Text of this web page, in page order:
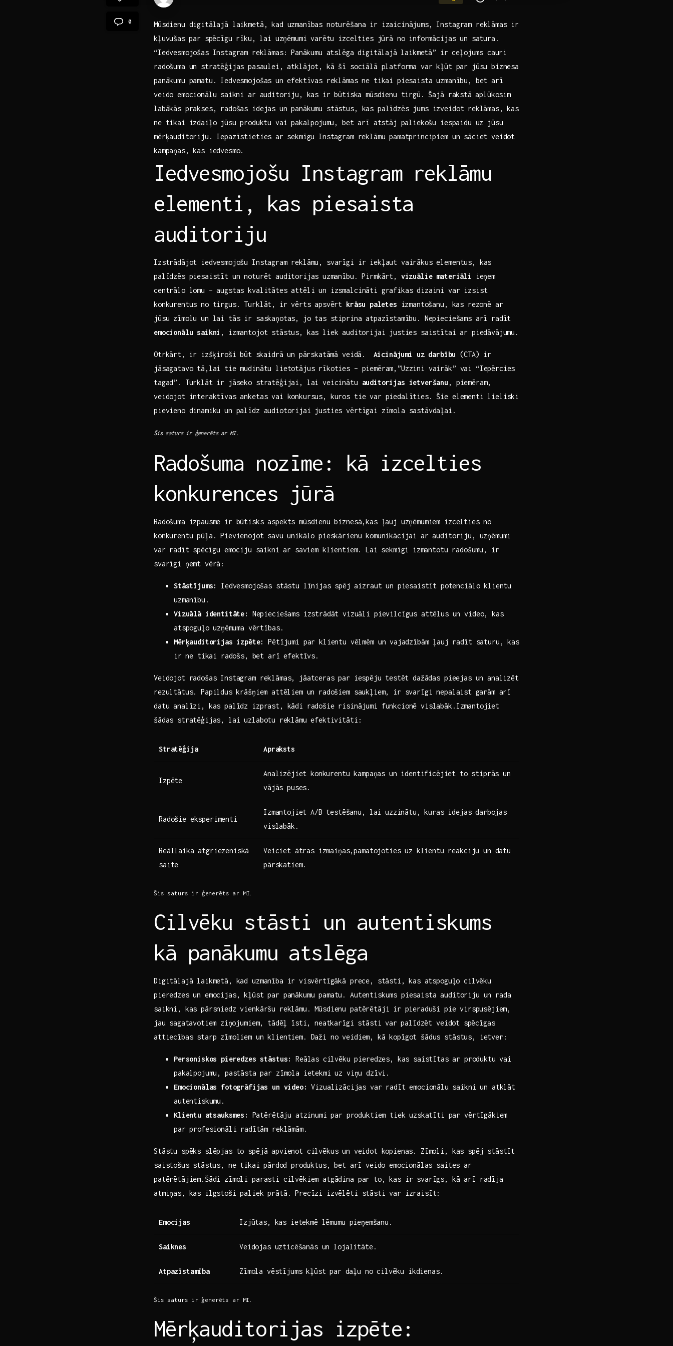
0
Mūsdienu digitālajā laikmetā, kad uzmanības noturēšana ir izaicinājums, Instagram reklāmas ir
kļuvušas⁢ par spēcīgu rīku, ⁤lai​ uzņēmumi varētu izcelties jūrā no informācijas un satura.
“Iedvesmojošas Instagram⁢ reklāmas: ⁢Panākumu atslēga digitālajā ⁤laikmetā” ir ceļojums‌ cauri
radošuma ‍un stratēģijas ⁣pasaulei, atklājot, kā šī sociālā platforma var kļūt par jūsu biznesa
panākumu pamatu. Iedvesmojošas ⁤un efektīvas reklāmas ne tikai piesaista uzmanību, bet arī
veido emocionālu ⁤saikni ar auditoriju, kas ⁣ir būtiska‍ mūsdienu tirgū. Šajā rakstā⁣ aplūkosim
labākās prakses, radošas idejas un panākumu stāstus, kas palīdzēs jums izveidot⁤ reklāmas,​ kas
​ne tikai‌ izdaiļo⁤ jūsu ‌produktu vai ⁢pakalpojumu, ‌bet arī‌ atstāj paliekošu iespaidu uz jūsu
mērķauditoriju. Iepazīstieties ar ⁢sekmīgu Instagram reklāmu pamatprincipiem un sāciet veidot
kampaņas, kas iedvesmo.
Iedvesmojošu Instagram⁢ reklāmu
elementi, kas piesaista
auditoriju
Izstrādājot iedvesmojošu Instagram reklāmu, svarīgi ir iekļaut vairākus elementus, kas
palīdzēs piesaistīt un noturēt auditorijas⁤ uzmanību. Pirmkārt, vizuālie‌ materiāli
ieņem
centrālo lomu – augstas kvalitātes attēli un izsmalcināti grafikas dizaini var izsist
konkurentus no tirgus. Turklāt, ⁢ir vērts apsvērt krāsu ⁢paletes izmantošanu, kas rezonē ar
jūsu zīmolu un lai tās ir saskaņotas, ⁢jo tas stiprina atpazīstamību. Nepieciešams arī radīt‍
emocionālu saikni , izmantojot stāstus,​ kas liek⁢ auditorijai justies saistītai ar piedāvājumu.
Otrkārt, ⁢ir izšķiroši⁢ būt​ skaidrā ​un pārskatāmā veidā. ⁣ Aicinājumi uz darbību ‌(CTA) ir
jāsagatavo tā,lai tie mudinātu ‌lietotājus rīkoties – piemēram,”Uzzini vairāk” vai “Iepērcies
tagad”. Turklāt ir jāseko stratēģijai, lai veicinātu auditorijas ietveršanu , piemēram,
veidojot interaktīvas anketas vai konkursus, kuros tie var piedalīties.​ Šie elementi lieliski⁣
pievieno dinamiku un palīdz audiotorijai justies vērtīgai ‍zīmola sastāvdaļai.
Šis saturs ir ģenerēts ar MI.
Radošuma nozīme: kā izcelties
konkurences jūrā
Radošuma izpausme ir būtisks aspekts mūsdienu⁢ biznesā,kas ļauj uzņēmumiem izcelties no
konkurentu pūļa. Pievienojot⁣ savu unikālo pieskārienu komunikācijai ar auditoriju, uzņēmumi
var⁤ radīt ⁤spēcīgu emociju saikni‍ ar saviem klientiem. Lai sekmīgi⁣ izmantotu radošumu, ‍ir
svarīgi ņemt vērā:
Stāstījums:
Iedvesmojošas stāstu līnijas ⁢spēj‌ aizraut un piesaistīt potenciālo klientu
uzmanību.
Vizuālā ‌identitāte:
Nepieciešams izstrādāt vizuāli pievilcīgus attēlus un video, ⁢kas
atspoguļo ⁣uzņēmuma vērtības.
Mērķauditorijas izpēte:
Pētījumi ‌par klientu vēlmēm un⁤ vajadzībām ļauj radīt saturu, kas‌
ir⁢ ne tikai radošs, bet arī ‌efektīvs.
Veidojot radošas Instagram reklāmas, jāatceras par⁢ iespēju ⁤testēt dažādas pieejas un analizēt
rezultātus. Papildus⁣ krāšņiem attēliem un radošiem ‌saukļiem, ir svarīgi nepalaist ⁤garām arī
datu analīzi, kas palīdz izprast,‌ kādi‍ radošie risinājumi funkcionē vislabāk.Izmantojiet‌
šādas stratēģijas, lai uzlabotu ⁢reklāmu efektivitāti:
Stratēģija Apraksts
Izpēte
Analizējiet konkurentu‍ kampaņas un identificējiet ⁤to stiprās un
vājās puses.
Radošie eksperimenti
Izmantojiet A/B testēšanu, lai uzzinātu, kuras⁤ idejas darbojas⁢
vislabāk.
Reāllaika atgriezeniskā
saite
Veiciet ātras izmaiņas,pamatojoties uz klientu reakciju un datu
pārskatiem.
Šis saturs‍ ir​ ģenerēts⁣ ar MI.
Cilvēku stāsti un⁢ autentiskums
kā panākumu⁢ atslēga
Digitālajā laikmetā, kad uzmanība ir⁣ visvērtīgākā ​prece, stāsti, ⁣kas atspoguļo cilvēku
pieredzes un emocijas, kļūst par panākumu pamatu. Autentiskums piesaista auditoriju un rada
saikni, kas pārsniedz vienkāršu reklāmu. Mūsdienu patērētāji ir ⁣pieraduši pie ⁢virspusējiem,
jau⁢ sagatavotiem⁣ ziņojumiem, tādēļ īsti, neatkarīgi stāsti ⁣var palīdzēt veidot ⁣spēcīgas
attiecības starp zīmoliem un klientiem. Daži no veidiem, kā kopīgot šādus stāstus, ietver:
Personiskos pieredzes stāstus:
Reālas⁢ cilvēku pieredzes, kas saistītas⁣ ar produktu vai
pakalpojumu, pastāsta par ​zīmola ietekmi uz viņu ⁣dzīvi.
Emocionālas fotogrāfijas un video: Vizualizācijas var radīt emocionālu⁢ saikni un atklāt
autentiskumu.
Klientu⁢ atsauksmes:
Patērētāju atzinumi par ‍produktiem tiek uzskatīti par​ vērtīgākiem⁢
par profesionāli radītām reklāmām.
Stāstu spēks slēpjas to spējā apvienot ‍cilvēkus ⁣un veidot kopienas. ‌Zīmoli, kas spēj stāstīt
saistošus⁣ stāstus, ne ⁤tikai pārdod produktus, bet arī veido emocionālas saites ⁤ar
patērētājiem.Šādi zīmoli parasti cilvēkiem atgādina par to, kas ir svarīgs, kā arī radīja
atmiņas, kas ilgstoši paliek​ prātā. Precīzi izvēlēti stāsti var izraisīt:
Emocijas Izjūtas, kas ietekmē lēmumu pieņemšanu.
Saiknes Veidojas uzticēšanās un lojalitāte.
Atpazīstamība Zīmola vēstījums kļūst⁣ par daļu no cilvēku ikdienas.
Šis saturs ⁣ir⁤ ģenerēts‍ ar MI.
Mērķauditorijas izpēte: